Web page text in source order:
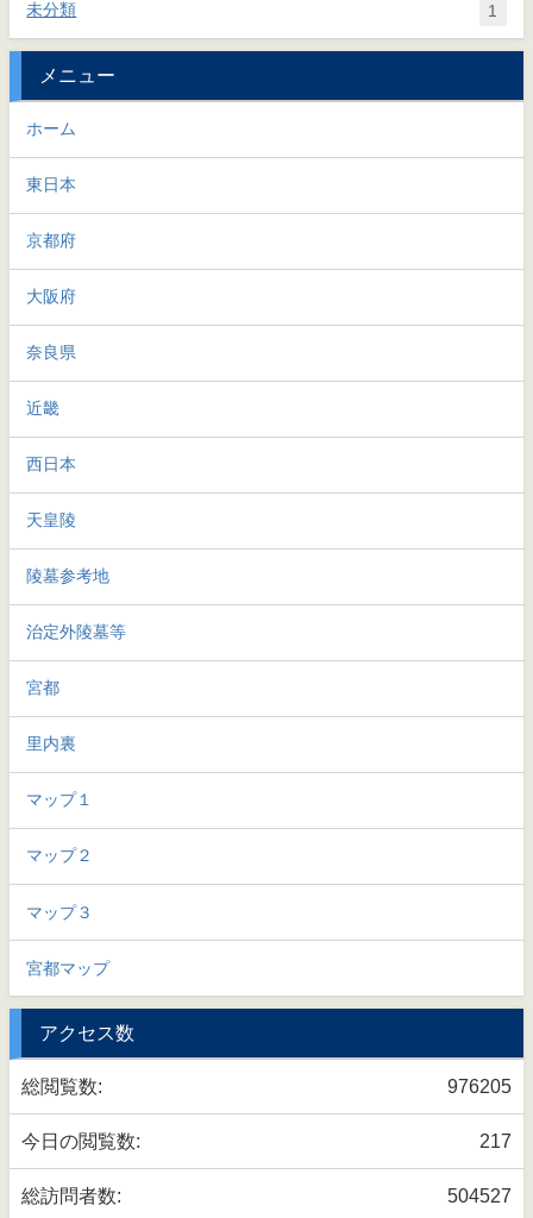
未分類 1
メニュー
ホーム
東日本
京都府
大阪府
奈良県
近畿
西日本
天皇陵
陵墓参考地
治定外陵墓等
宮都
里内裏
マップ１
マップ２
マップ３
宮都マップ
アクセス数
976205
総閲覧数:
217
今日の閲覧数:
504527
総訪問者数: